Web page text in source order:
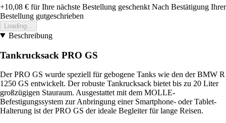
+10,08 € für Ihre nächste Bestellung geschenkt Nach Bestätigung Ihrer
Bestellung gutgeschrieben
Loading...
Beschreibung
Tankrucksack PRO GS
Der PRO GS wurde speziell für gebogene Tanks wie den der BMW R
1250 GS entwickelt. Der robuste Tankrucksack bietet bis zu 20 Liter
großzügigen Stauraum. Ausgestattet mit dem MOLLE-
Befestigungssystem zur Anbringung einer Smartphone- oder Tablet-
Halterung ist der PRO GS der ideale Begleiter für lange Reisen.